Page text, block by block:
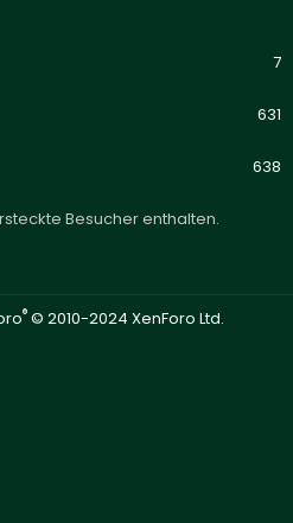
7
631
638
Besucher enthalten.
® © 2010-2024 XenForo Ltd.